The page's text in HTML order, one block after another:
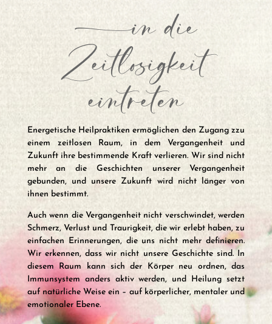
-in die
Zeitlosigkeit
eintreten
Energetische Heilpraktiken ermöglichen den Zugang zzu
einem zeitlosen Raum, in dem Vergangenheit und
Zukunft ihre bestimmende Kraft verlieren. Wir sind nicht
mehr an die Geschichten unserer Vergangenheit
gebunden, und unsere Zukunft wird nicht länger von
ihnen bestimmt.
Auch wenn die Vergangenheit nicht verschwindet, werden
Schmerz, Verlust und Traurigkeit, die wir erlebt haben, zu
einfachen Erinnerungen, die uns nicht mehr definieren.
Wir erkennen, dass wir nicht unsere Geschichte sind. In
diesem Raum kann sich der Körper neu ordnen, das
Immunsystem anders aktiv werden, und Heilung setzt
auf natürliche Weise ein – auf körperlicher, mentaler und
emotionaler Ebene.